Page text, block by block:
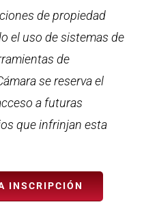
de propiedad
el uso de sistemas de
de
se reserva el
a futuras
que infrinjan esta
INSCRIPCIÓN